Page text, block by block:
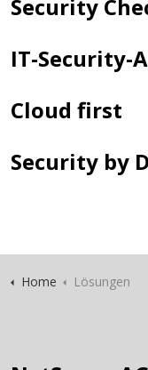
Security
IT-Security-
Cloud first
Security by
Home Lösungen